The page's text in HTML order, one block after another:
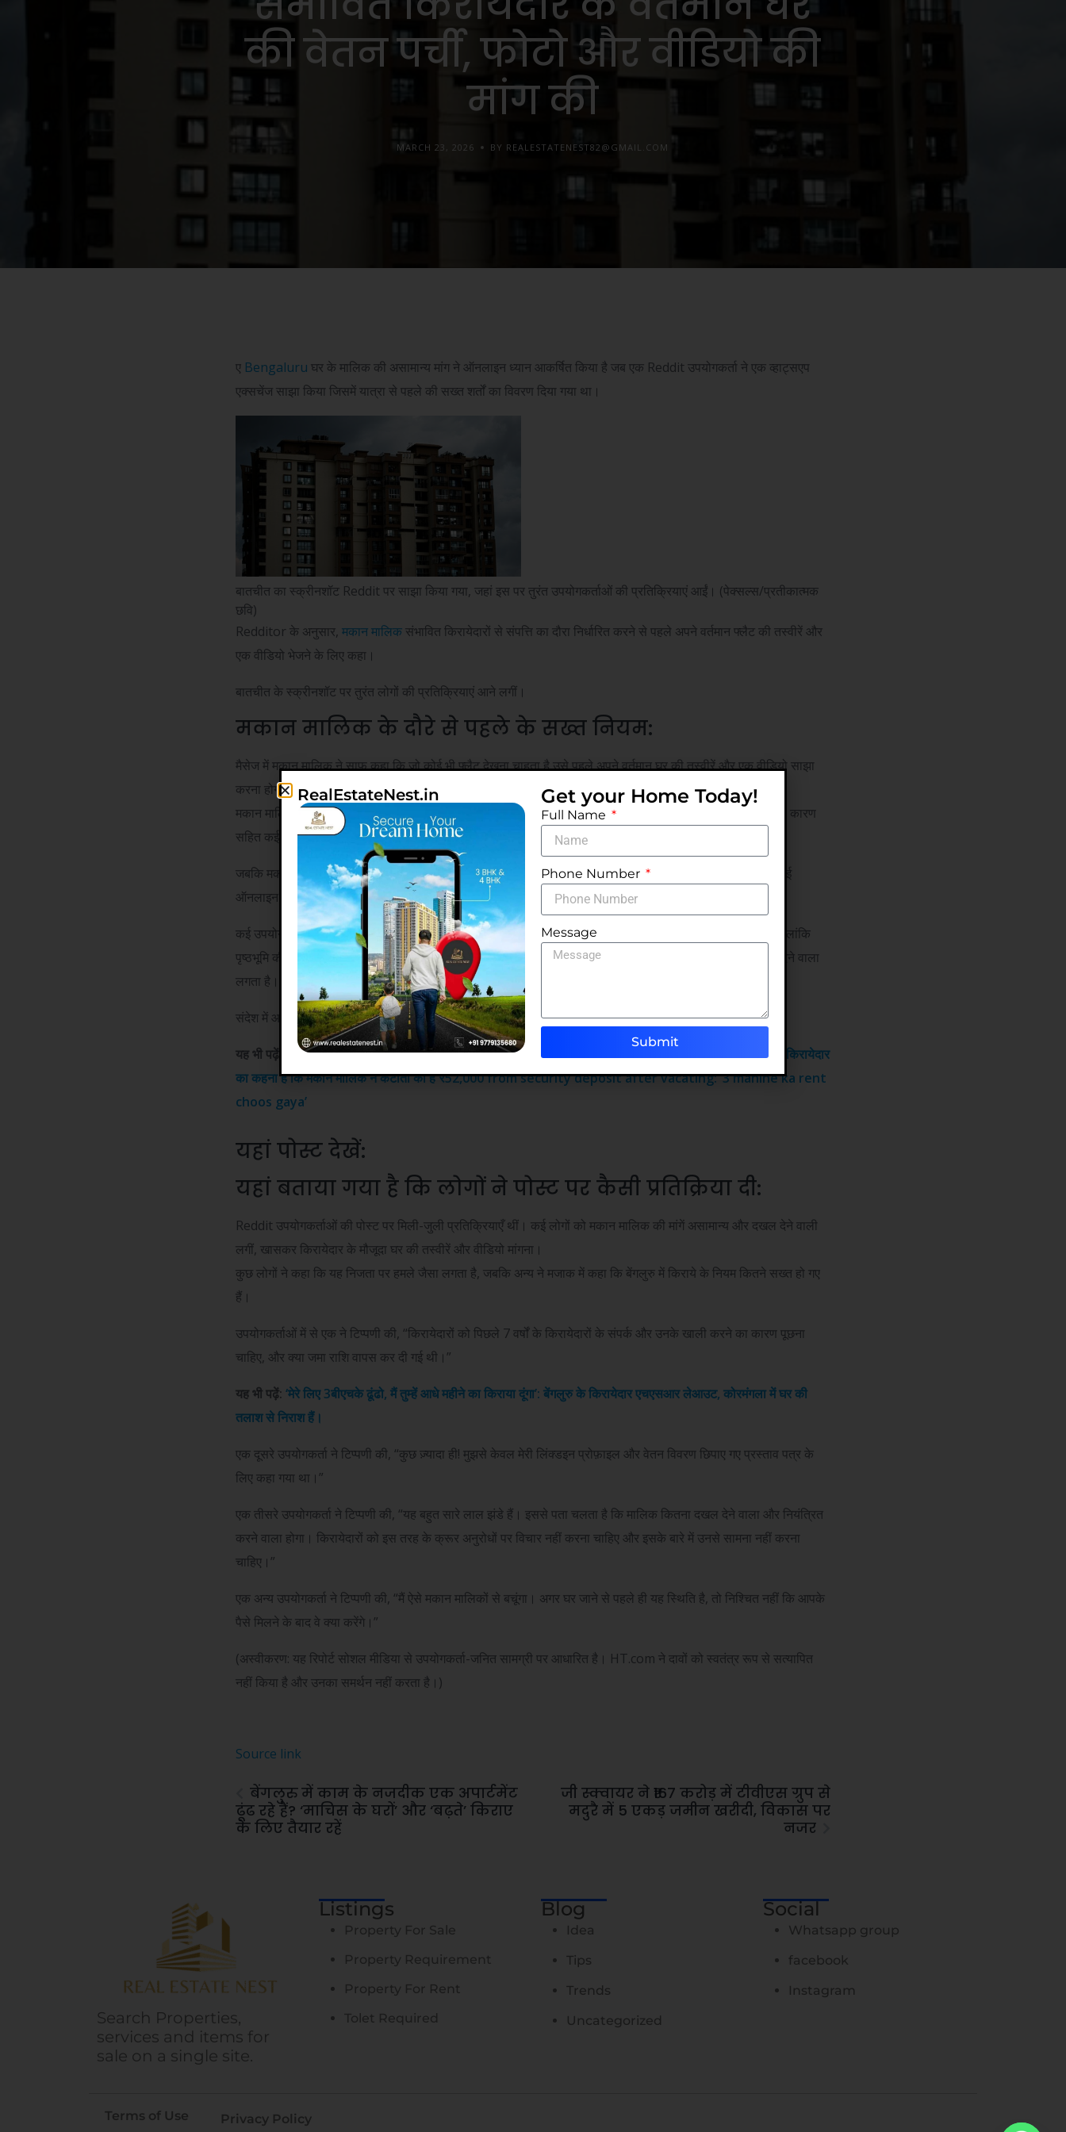
की वेतन पर्ची, फोटो और वीडियो की
मांग की
MARCH 23, 2026 BY REALESTATENEST82@GMAIL.COM
ए Bengaluru घर के मालिक की असामान्य मांग ने ऑनलाइन ध्यान आकर्षित किया है जब एक Reddit उपयोगकर्ता ने एक व्हाट्सएप
एक्सचेंज साझा किया जिसमें यात्रा से पहले की सख्त शर्तों का विवरण दिया गया था।
बातचीत का स्क्रीनशॉट Reddit पर साझा किया गया, जहां इस पर तुरंत उपयोगकर्ताओं की प्रतिक्रियाएं आईं। (पेक्सल्स/प्रतीकात्मक
छवि)
Redditor के अनुसार,मकान मालिकसंभावित किरायेदारों से संपत्ति का दौरा निर्धारित करने से पहले अपने वर्तमान फ्लैट की तस्वीरें और
एक वीडियो भेजने के लिए कहा।
बातचीत के स्क्रीनशॉट पर तुरंत लोगों की प्रतिक्रियाएं आने लगीं।
मकान मालिक के दौरे से पहले के सख्त नियम:
मैसेज में मकान मालिक ने साफ कहा कि जो कोई भी फ्लैट देखना चाहता है उसे पहले अपने वर्तमान घर की तस्वीरें और एक वीडियो साझा
करना होगा।
मकान मालिक ने वेतन पर्ची, पुलिस सत्यापन, परिवार के सदस्यों के बारे में विवरण, उनकी नौकरी और उनके वर्तमान घर छोड़ने का कारण
सहित कई अन्य विवरण भी मांगे।
जबकि मकान मालिक आमतौर पर किराये की प्रक्रिया के दौरान बुनियादी दस्तावेजों या व्यक्तिगत विवरण का अनुरोध करते हैं, कई
ऑनलाइन किरायेदारों को यह आवश्यकता अत्यधिक लगती है।
कई उपयोगकर्ताओं ने सवाल किया कि इतने शुरुआती चरण में ऐसी जानकारी की आवश्यकता क्यों थी।
कुछ लोगों ने बताया कि हालांकि
पृष्ठभूमि की जांच और दस्तावेज़ सत्यापन काफी मानक हैं, लेकिन किरायेदार के वर्तमान घर की तस्वीरें और वीडियो मांगना दखल देने वाला
लगता है।
संदेश में आगे कहा गया, “कृपया सुनिश्चित करें कि उपरोक्त साझा विवरण पहले से उल्लिखित हैं।”
यह भी पढ़ें: ₹52,000 from security deposit after vacating: ‘3 mahine ka rent choos gaya’”>बेंगलुरु के किरायेदार
का कहना है कि मकान मालिक ने कटौती की है₹52,000 from security deposit after vacating: ‘3 mahine ka rent
choos gaya’
यहां पोस्ट देखें:
यहां बताया गया है कि लोगों ने पोस्ट पर कैसी प्रतिक्रिया दी:
Reddit उपयोगकर्ताओं की पोस्ट पर मिली-जुली प्रतिक्रियाएँ थीं। कई लोगों को मकान मालिक की मांगें असामान्य और दखल देने वाली
लगीं, खासकर किरायेदार के मौजूदा घर की तस्वीरें और वीडियो मांगना।
कुछ लोगों ने कहा कि यह निजता पर हमले जैसा लगता है, जबकि अन्य ने मजाक में कहा कि बेंगलुरु में किराये के नियम कितने सख्त हो गए
हैं।
उपयोगकर्ताओं में से एक ने टिप्पणी की, “किरायेदारों को पिछले 7 वर्षों के किरायेदारों के संपर्क और उनके खाली करने का कारण पूछना
चाहिए, और क्या जमा राशि वापस कर दी गई थी।”
यह भी पढ़ें:‘मेरे लिए 3बीएचके ढूंढो, मैं तुम्हें आधे महीने का किराया दूंगा’: बेंगलुरु के किरायेदार एचएसआर लेआउट, कोरमंगला में घर की
तलाश से निराश हैं।
एक दूसरे उपयोगकर्ता ने टिप्पणी की, “कुछ ज़्यादा ही! मुझसे केवल मेरी लिंक्डइन प्रोफ़ाइल और वेतन विवरण छिपाए गए प्रस्ताव पत्र के
लिए कहा गया था।”
एक तीसरे उपयोगकर्ता ने टिप्पणी की, “यह बहुत सारे लाल झंडे हैं। इससे पता चलता है कि मालिक कितना दखल देने वाला और नियंत्रित
करने वाला होगा। किरायेदारों को इस तरह के क्रूर अनुरोधों पर विचार नहीं करना चाहिए और इसके बारे में उनसे सामना नहीं करना
चाहिए।”
एक अन्य उपयोगकर्ता ने टिप्पणी की, “मैं ऐसे मकान मालिकों से बचूंगा। अगर घर जाने से पहले ही यह स्थिति है, तो निश्चित नहीं कि आपके
पैसे मिलने के बाद वे क्या करेंगे।”
(अस्वीकरण: यह रिपोर्ट सोशल मीडिया से उपयोगकर्ता-जनित सामग्री पर आधारित है। HT.com ने दावों को स्वतंत्र रूप से सत्यापित
नहीं किया है और उनका समर्थन नहीं करता है।)
Source link
बेंगलुरु में काम के नजदीक एक अपार्टमेंट
ढूंढ रहे हैं? ‘माचिस के घरों’ और ‘बढ़ते’ किराए
के लिए तैयार रहें
जी स्क्वायर ने ₹167 करोड़ में टीवीएस ग्रुप से
मदुरै में 5 एकड़ जमीन खरीदी, विकास पर
नजर
Search Properties,
services and items for
sale on a single site.
Listings
Property For Sale
Property Requirement
Property For Rent
Tolet Required
Blog
Idea
Tips
Trends
Uncategorized
Social
Whatsapp group
facebook
Instagram
Terms of Use Privacy Policy
RealEstateNest.in Get your Home Today!
Full Name
Phone Number
Message
Submit